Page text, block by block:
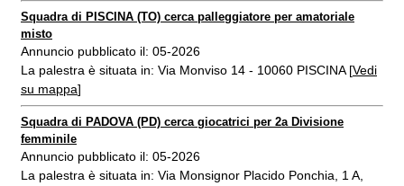
Squadra di PISCINA (TO) cerca palleggiatore per amatoriale
misto
Annuncio pubblicato il: 05-2026
La palestra è situata in: Via Monviso 14 - 10060 PISCINA [Vedi
su mappa]
Squadra di PADOVA (PD) cerca giocatrici per 2a Divisione
femminile
Annuncio pubblicato il: 05-2026
La palestra è situata in: Via Monsignor Placido Ponchia, 1 A,